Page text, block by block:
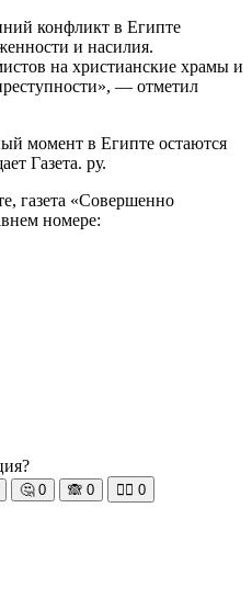
конфликт в Египте
и насилия.
на христианские храмы и
— отметил
момент в Египте остаются
Газета. ру.
газета «Совершенно
номере:
🤔 0 🙈 0 🧘‍♀️ 0